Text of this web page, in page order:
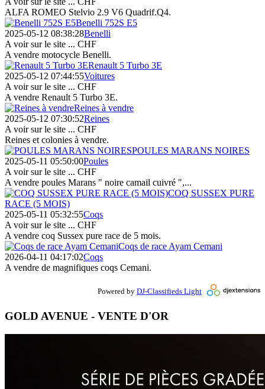
ALFA ROMEO Stelvio 2.9 V6 Quadrif.Q4.
Benelli 752S E5
2025-05-12 08:38:28Benelli
A voir sur le site ... CHF
A vendre motocycle Benelli.
Renault 5 Turbo 3E
2025-05-12 07:44:55Voitures
A voir sur le site ... CHF
A vendre Renault 5 Turbo 3E.
Reines à vendre
2025-05-12 07:30:52Reines
A voir sur le site ... CHF
Reines et colonies à vendre.
POULES MARANS NOIRES
2025-05-11 05:50:00Poules
A voir sur le site ... CHF
A vendre poules Marans " noire camail cuivré ",...
COQ SUSSEX PURE
RACE (5 MOIS)
2025-05-11 05:32:55Coqs
A voir sur le site ... CHF
A vendre coq Sussex pure race de 5 mois.
Coqs de race Ayam Cemani
2026-04-11 04:17:02Coqs
A vendre de magnifiques coqs Cemani.
Powered by DJ-Classifieds Light
GOLD AVENUE - VENTE D'OR